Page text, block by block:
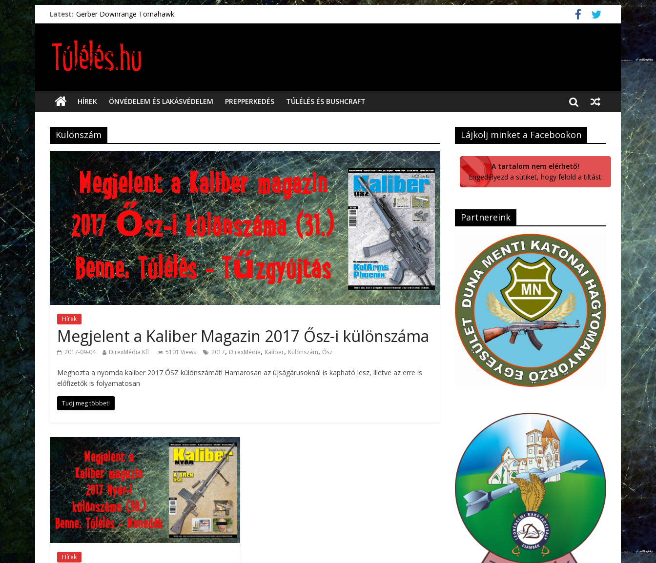
Latest: Gerber Downrange Tomahawk
Vészhelyzeti élelmiszerek
Vészhelyzetkezelés
Préselt törlőkendők
HÍREK ÖNVÉDELEM ÉS LAKÁSVÉDELEM PREPPERKEDÉS TÚLÉLÉS ÉS BUSHCRAFT
Különszám
Hírek
Megjelent a Kaliber Magazin 2017 Ősz-i különszáma
2017-09-04 DirexMédia Kft. 5101 Views 2017, DirexMédia, Kaliber, Különszám, Ősz
Meghozta a nyomda kaliber 2017 ŐSZ különszámát! Hamarosan az újságárusoknál is kapható lesz, illetve az erre is
előfizetők is folyamatosan
Tudj meg többet!
Hírek
Lájkolj minket a Facebookon
A tartalom nem elérhető!
Engedélyezd a sütiket, hogy felold a tiltást.
Partnereink